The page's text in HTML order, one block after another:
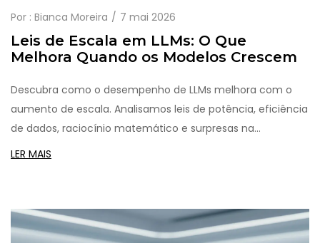
Por : Bianca Moreira 7 mai 2026
Leis de Escala em LLMs: O Que
Melhora Quando os Modelos Crescem
Descubra como o desempenho de LLMs melhora com o
aumento de escala. Analisamos leis de potência, eficiência
de dados, raciocínio matemático e surpresas na
inferência.
LER MAIS